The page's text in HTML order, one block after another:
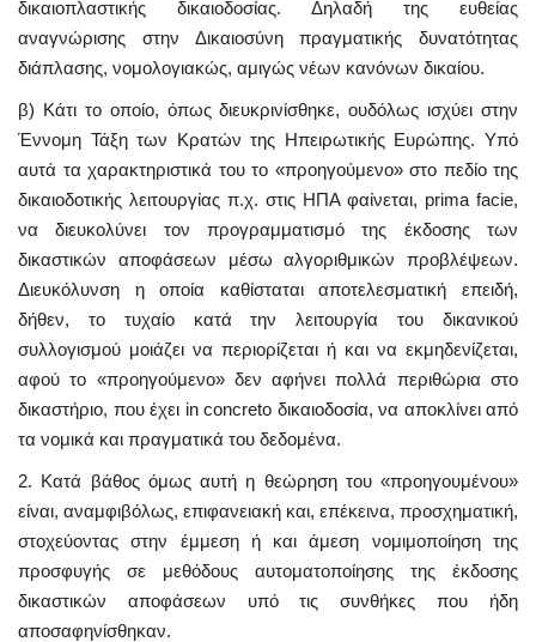
δικαιοπλαστικής δικαιοδοσίας. Δηλαδή της ευθείας
αναγνώρισης στην Δικαιοσύνη πραγματικής δυνατότητας
διάπλασης, νομολογιακώς, αμιγώς νέων κανόνων δικαίου.
β) Κάτι το οποίο, όπως διευκρινίσθηκε, ουδόλως ισχύει στην
Έννομη Τάξη των Κρατών της Ηπειρωτικής Ευρώπης. Υπό
αυτά τα χαρακτηριστικά του το «προηγούμενο» στο πεδίο της
δικαιοδοτικής λειτουργίας π.χ. στις ΗΠΑ φαίνεται, prima facie,
να διευκολύνει τον προγραμματισμό της έκδοσης των
δικαστικών αποφάσεων μέσω αλγοριθμικών προβλέψεων.
Διευκόλυνση η οποία καθίσταται αποτελεσματική επειδή,
δήθεν, το τυχαίο κατά την λειτουργία του δικανικού
συλλογισμού μοιάζει να περιορίζεται ή και να εκμηδενίζεται,
αφού το «προηγούμενο» δεν αφήνει πολλά περιθώρια στο
δικαστήριο, που έχει in concreto δικαιοδοσία, να αποκλίνει από
τα νομικά και πραγματικά του δεδομένα.
2. Κατά βάθος όμως αυτή η θεώρηση του «προηγουμένου»
είναι, αναμφιβόλως, επιφανειακή και, επέκεινα, προσχηματική,
στοχεύοντας στην έμμεση ή και άμεση νομιμοποίηση της
προσφυγής σε μεθόδους αυτοματοποίησης της έκδοσης
δικαστικών αποφάσεων υπό τις συνθήκες που ήδη
αποσαφηνίσθηκαν.